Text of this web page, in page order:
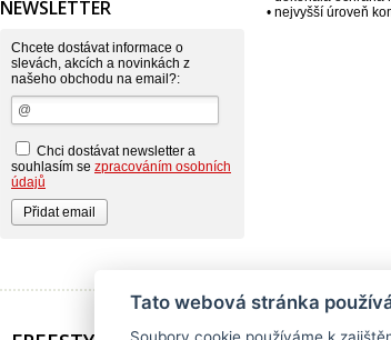
• nejvyšší úroveň
Alias
Alpinestars
Answer
Arnette
ASP Swiss Snowscoot
Asterisk
Atomlab
Axo
Baradine
BIKE WORK
Bionicon
Blackbird
NEWSLETTER
Chcete dostávat informace o
slevách, akcích a novinkách z
našeho obchodu na email?:
Chci dostávat newsletter a
souhlasím se zpracováním osobních
údajů
Tato webová stránka